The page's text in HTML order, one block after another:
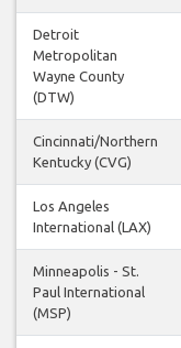
Detroit
Metropolitan
Wayne County
(DTW)
Cincinnati/Northern
Kentucky (CVG)
Los Angeles
International (LAX)
Minneapolis - St.
Paul International
(MSP)